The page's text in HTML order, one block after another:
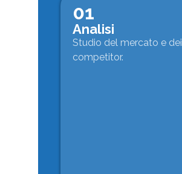
01
Analisi
Studio del mercato e dei
competitor.